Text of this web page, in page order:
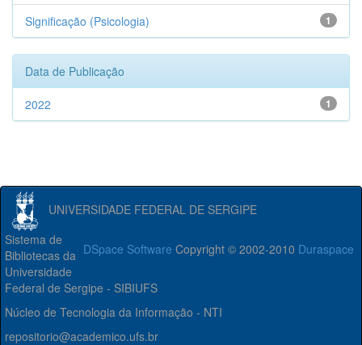
1
Significação (Psicologia)
Data de Publicação
1
2022
UNIVERSIDADE FEDERAL DE SERGIPE
DSpace Software Copyright © 2002-2010 Duraspace
Sistema de
Bibliotecas da
Universidade
Federal de Sergipe - SIBIUFS
Núcleo de Tecnologia da Informação - NTI
repositorio@academico.ufs.br